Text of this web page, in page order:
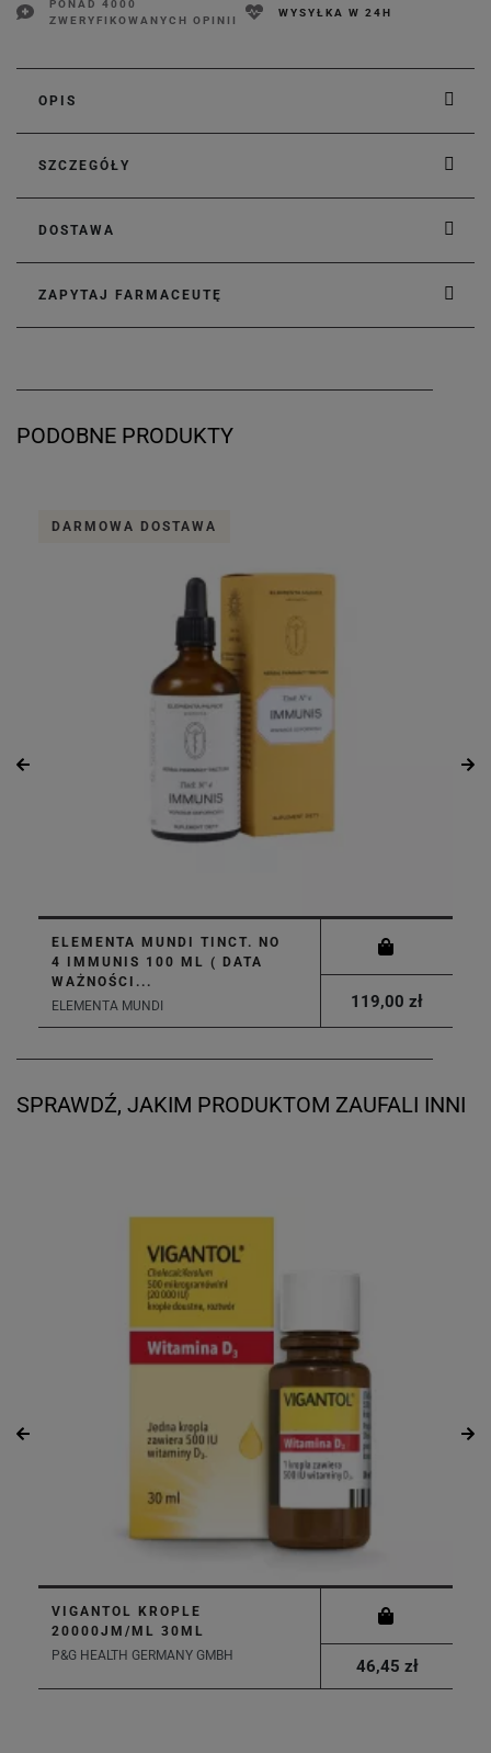
PONAD 4000
ZWERYFIKOWANYCH OPINII
WYSYŁKA W 24H
OPIS
SZCZEGÓŁY
DOSTAWA
ZAPYTAJ FARMACEUTĘ
PODOBNE PRODUKTY
DARMOWA DOSTAWA
ELEMENTA MUNDI TINCT. NO
4 IMMUNIS 100 ML ( DATA
WAŻNOŚCI...
ELEMENTA MUNDI
119,00 zł
SPRAWDŹ, JAKIM PRODUKTOM ZAUFALI INNI
VIGANTOL KROPLE
20000JM/ML 30ML
P&G HEALTH GERMANY GMBH
46,45 zł